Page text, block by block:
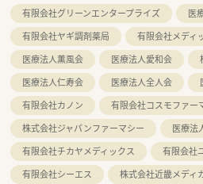
有限会社グリーンエンタープライズ
医
有限会社ヤギ調剤薬局
有限会社メディ
医療法人薫風会
医療法人愛和会
医療法人仁寿会
医療法人全人会
有限会社カノン
有限会社コスモファー
株式会社ジャパンファーマシー
医療法
有限会社チカヤメディックス
有限会社
有限会社シーエス
株式会社近畿メディ